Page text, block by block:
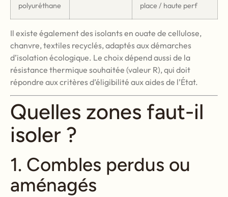
polyuréthane
place / haute perf
Il existe également des isolants en ouate de cellulose,
chanvre, textiles recyclés, adaptés aux démarches
d’isolation écologique. Le choix dépend aussi de la
résistance thermique souhaitée (valeur R), qui doit
répondre aux critères d’éligibilité aux aides de l’État.
Quelles zones faut-il
isoler ?
1. Combles perdus ou
aménagés